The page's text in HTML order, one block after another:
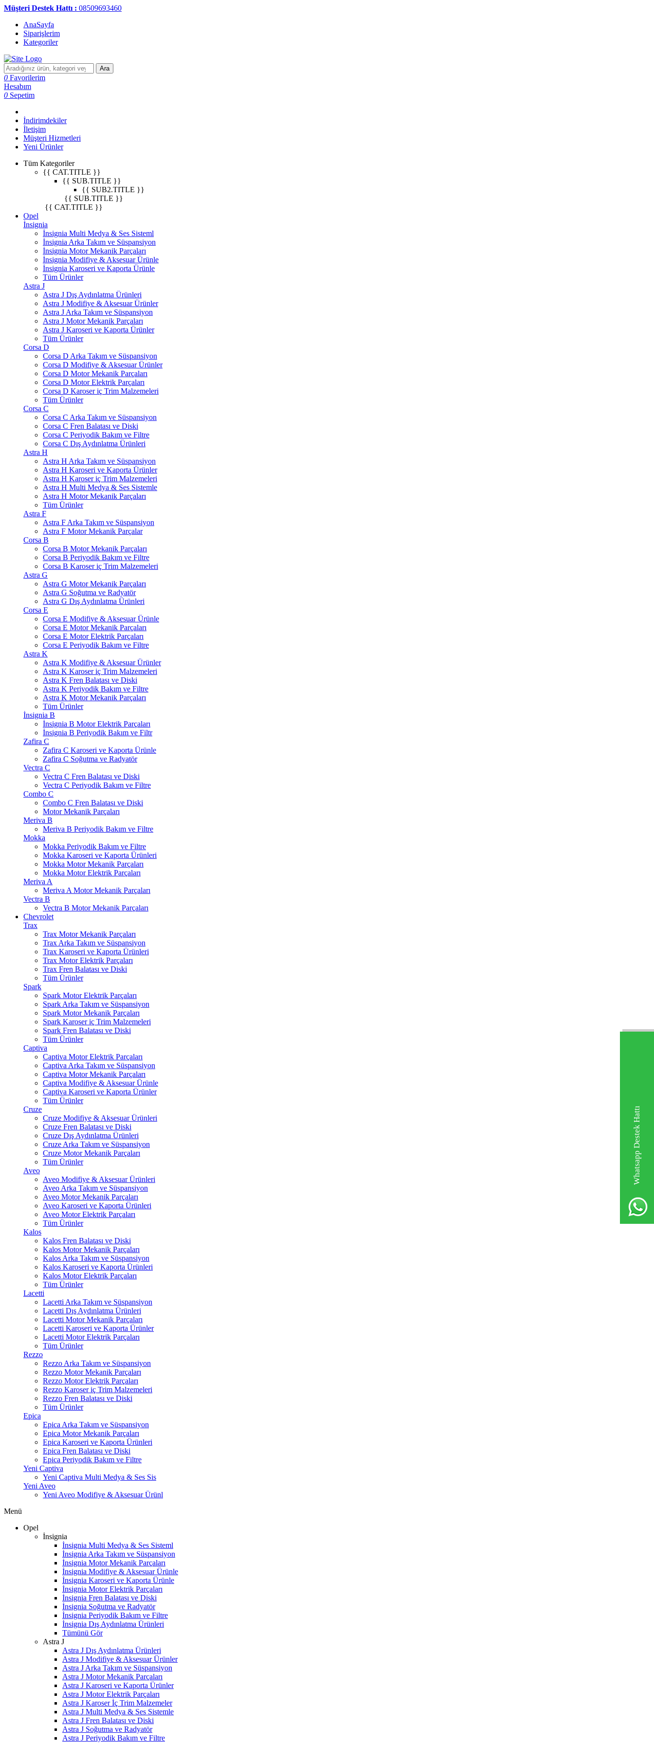
Whatsapp Destek Hattı
Müşteri Destek Hattı : 08509693460
AnaSayfa
Siparişlerim
Kategoriler
Ara
0 Favorilerim
Hesabım
0 Sepetim
İndirimdekiler
İletişim
Müşteri Hizmetleri
Yeni Ürünler
Tüm Kategoriler
{{ CAT.TITLE }}
{{ SUB.TITLE }}
{{ SUB2.TITLE }}
{{ SUB.TITLE }}
{{ CAT.TITLE }}
Opel
İnsignia
İnsignia Multi Medya & Ses Sisteml
İnsignia Arka Takım ve Süspansiyon
İnsignia Motor Mekanik Parçaları
İnsignia Modifiye & Aksesuar Ürünle
İnsignia Karoseri ve Kaporta Ürünle
Tüm Ürünler
Astra J
Astra J Dış Aydınlatma Ürünleri
Astra J Modifiye & Aksesuar Ürünler
Astra J Arka Takım ve Süspansiyon
Astra J Motor Mekanik Parçaları
Astra J Karoseri ve Kaporta Ürünler
Tüm Ürünler
Corsa D
Corsa D Arka Takım ve Süspansiyon
Corsa D Modifiye & Aksesuar Ürünler
Corsa D Motor Mekanik Parçaları
Corsa D Motor Elektrik Parçaları
Corsa D Karoser iç Trim Malzemeleri
Tüm Ürünler
Corsa C
Corsa C Arka Takım ve Süspansiyon
Corsa C Fren Balatası ve Diski
Corsa C Periyodik Bakım ve Filtre
Corsa C Dış Aydınlatma Ürünleri
Astra H
Astra H Arka Takım ve Süspansiyon
Astra H Karoseri ve Kaporta Ürünler
Astra H Karoser iç Trim Malzemeleri
Astra H Multi Medya & Ses Sistemle
Astra H Motor Mekanik Parçaları
Tüm Ürünler
Astra F
Astra F Arka Takım ve Süspansiyon
Astra F Motor Mekanik Parçalar
Corsa B
Corsa B Motor Mekanik Parçaları
Corsa B Periyodik Bakım ve Filtre
Corsa B Karoser iç Trim Malzemeleri
Astra G
Astra G Motor Mekanik Parçaları
Astra G Soğutma ve Radyatör
Astra G Dış Aydınlatma Ürünleri
Corsa E
Corsa E Modifiye & Aksesuar Ürünle
Corsa E Motor Mekanik Parçaları
Corsa E Motor Elektrik Parçaları
Corsa E Periyodik Bakım ve Filtre
Astra K
Astra K Modifiye & Aksesuar Ürünler
Astra K Karoser iç Trim Malzemeleri
Astra K Fren Balatası ve Diski
Astra K Periyodik Bakım ve Filtre
Astra K Motor Mekanik Parçaları
Tüm Ürünler
İnsignia B
İnsignia B Motor Elektrik Parçaları
İnsignia B Periyodik Bakım ve Filtr
Zafira C
Zafira C Karoseri ve Kaporta Ürünle
Zafira C Soğutma ve Radyatör
Vectra C
Vectra C Fren Balatası ve Diski
Vectra C Periyodik Bakım ve Filtre
Combo C
Combo C Fren Balatası ve Diski
Motor Mekanik Parçaları
Meriva B
Meriva B Periyodik Bakım ve Filtre
Mokka
Mokka Periyodik Bakım ve Filtre
Mokka Karoseri ve Kaporta Ürünleri
Mokka Motor Mekanik Parçaları
Mokka Motor Elektrik Parçaları
Meriva A
Meriva A Motor Mekanik Parçaları
Vectra B
Vectra B Motor Mekanik Parçaları
Chevrolet
Trax
Trax Motor Mekanik Parçaları
Trax Arka Takım ve Süspansiyon
Trax Karoseri ve Kaporta Ürünleri
Trax Motor Elektrik Parçaları
Trax Fren Balatası ve Diski
Tüm Ürünler
Spark
Spark Motor Elektrik Parçaları
Spark Arka Takım ve Süspansiyon
Spark Motor Mekanik Parçaları
Spark Karoser iç Trim Malzemeleri
Spark Fren Balatası ve Diski
Tüm Ürünler
Captiva
Captiva Motor Elektrik Parçaları
Captiva Arka Takım ve Süspansiyon
Captiva Motor Mekanik Parçaları
Captiva Modifiye & Aksesuar Ürünle
Captiva Karoseri ve Kaporta Ürünler
Tüm Ürünler
Cruze
Cruze Modifiye & Aksesuar Ürünleri
Cruze Fren Balatası ve Diski
Cruze Dış Aydınlatma Ürünleri
Cruze Arka Takım ve Süspansiyon
Cruze Motor Mekanik Parçaları
Tüm Ürünler
Aveo
Aveo Modifiye & Aksesuar Ürünleri
Aveo Arka Takım ve Süspansiyon
Aveo Motor Mekanik Parçaları
Aveo Karoseri ve Kaporta Ürünleri
Aveo Motor Elektrik Parçaları
Tüm Ürünler
Kalos
Kalos Fren Balatası ve Diski
Kalos Motor Mekanik Parçaları
Kalos Arka Takım ve Süspansiyon
Kalos Karoseri ve Kaporta Ürünleri
Kalos Motor Elektrik Parçaları
Tüm Ürünler
Lacetti
Lacetti Arka Takım ve Süspansiyon
Lacetti Dış Aydınlatma Ürünleri
Lacetti Motor Mekanik Parçaları
Lacetti Karoseri ve Kaporta Ürünler
Lacetti Motor Elektrik Parçaları
Tüm Ürünler
Rezzo
Rezzo Arka Takım ve Süspansiyon
Rezzo Motor Mekanik Parçaları
Rezzo Motor Elektrik Parçaları
Rezzo Karoser iç Trim Malzemeleri
Rezzo Fren Balatası ve Diski
Tüm Ürünler
Epica
Epica Arka Takım ve Süspansiyon
Epica Motor Mekanik Parçaları
Epica Karoseri ve Kaporta Ürünleri
Epica Fren Balatası ve Diski
Epica Periyodik Bakım ve Filtre
Yeni Captiva
Yeni Captiva Multi Medya & Ses Sis
Yeni Aveo
Yeni Aveo Modifiye & Aksesuar Ürünl
Menü
Opel
İnsignia
İnsignia Multi Medya & Ses Sisteml
İnsignia Arka Takım ve Süspansiyon
İnsignia Motor Mekanik Parçaları
İnsignia Modifiye & Aksesuar Ürünle
İnsignia Karoseri ve Kaporta Ürünle
İnsignia Motor Elektrik Parçaları
İnsignia Fren Balatası ve Diski
İnsignia Soğutma ve Radyatör
İnsignia Periyodik Bakım ve Filtre
İnsignia Dış Aydınlatma Ürünleri
Tümünü Gör
Astra J
Astra J Dış Aydınlatma Ürünleri
Astra J Modifiye & Aksesuar Ürünler
Astra J Arka Takım ve Süspansiyon
Astra J Motor Mekanik Parçaları
Astra J Karoseri ve Kaporta Ürünler
Astra J Motor Elektrik Parçaları
Astra J Karoser İç Trim Malzemeler
Astra J Multi Medya & Ses Sistemle
Astra J Fren Balatası ve Diski
Astra J Soğutma ve Radyatör
Astra J Periyodik Bakım ve Filtre